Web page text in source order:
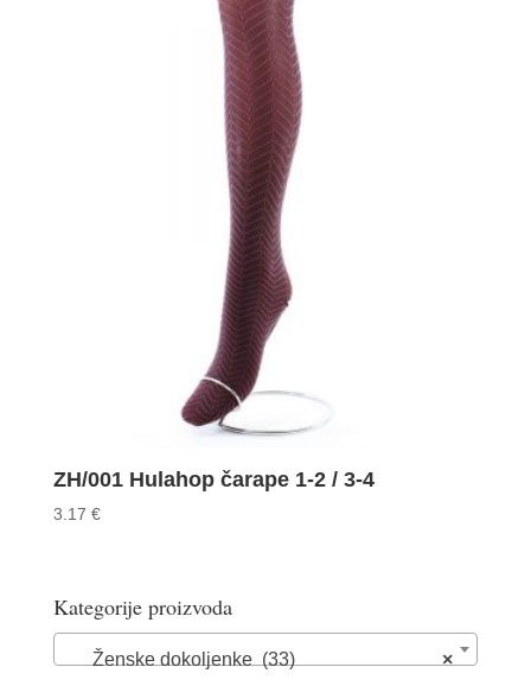
ZH/001 Hulahop čarape 1-2 / 3-4
3.17 €
Kategorije proizvoda
×
Ženske dokoljenke (33)